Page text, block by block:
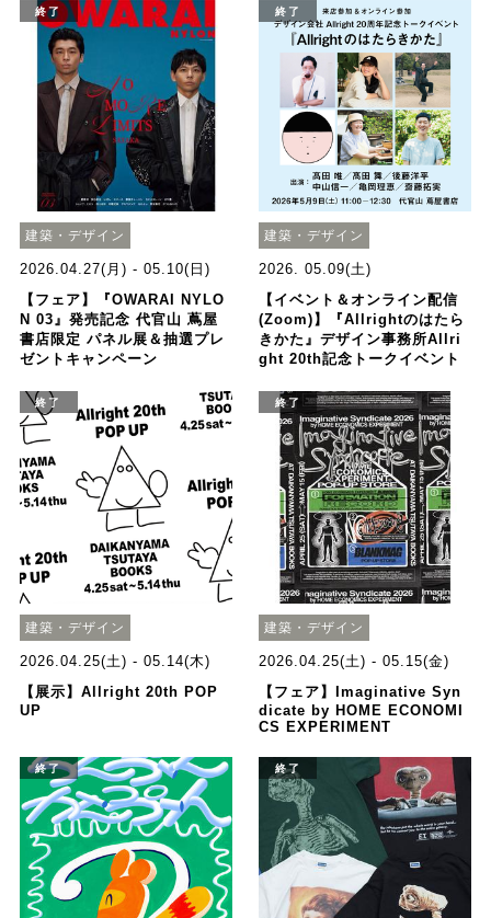
終了
建築・デザイン
2026.04.27(月) - 05.10(日)
【フェア】『OWARAI NYLO
N 03』発売記念 代官山 蔦屋
書店限定 パネル展＆抽選プレ
ゼントキャンペーン
終了
建築・デザイン
2026. 05.09(土)
【イベント＆オンライン配信
(Zoom)】『Allrightのはたら
きかた』デザイン事務所Allri
ght 20th記念トークイベント
終了
建築・デザイン
2026.04.25(土) - 05.14(木)
【展示】Allright 20th POP
UP
終了
建築・デザイン
2026.04.25(土) - 05.15(金)
【フェア】Imaginative Syn
dicate by HOME ECONOMI
CS EXPERIMENT
終了 終了